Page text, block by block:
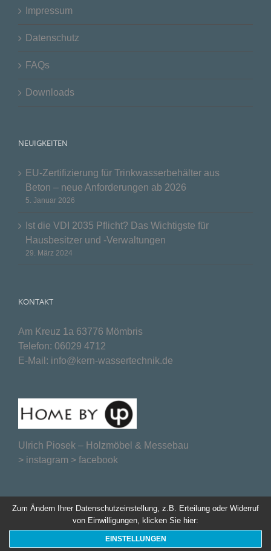
Impressum
Datenschutz
FAQs
Downloads
NEUIGKEITEN
EU-Zertifizierung für Trinkwasserbehälter aus
Beton – neue Anforderungen ab 2026
5. Januar 2026
Ist die VDI 2035 Pflicht? Das Wichtigste für
Hausbesitzer und -Verwaltungen
29. März 2024
KONTAKT
Am Kreuz 1a 63776 Mömbris
Telefon: 06029 4712
E-Mail: info@kern-wassertechnik.de
Ulrich Piosek – Holzmöbel & Messebau
> instagram > facebook
Website created bywebmarken.com
Zum Ändern Ihrer Datenschutzeinstellung, z.B. Erteilung oder Widerruf
von Einwilligungen, klicken Sie hier:
EINSTELLUNGEN